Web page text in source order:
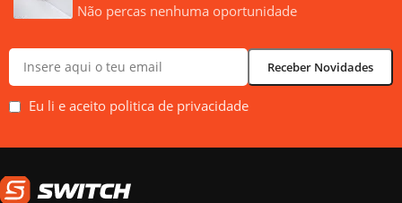
Não percas nenhuma oportunidade
Eu li e aceito politica de privacidade